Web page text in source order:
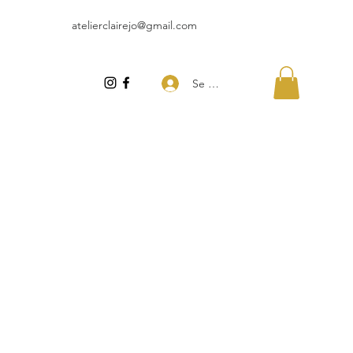
atelierclairejo@gmail.com
Se connecter